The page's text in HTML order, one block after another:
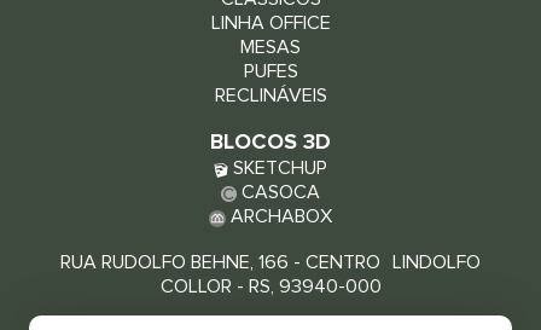
LINHA OFFICE
MESAS
PUFES
RECLINÁVEIS
BLOCOS 3D
SKETCHUP
CASOCA
ARCHABOX
RUA RUDOLFO BEHNE, 166 - CENTRO LINDOLFO
COLLOR - RS, 93940-000